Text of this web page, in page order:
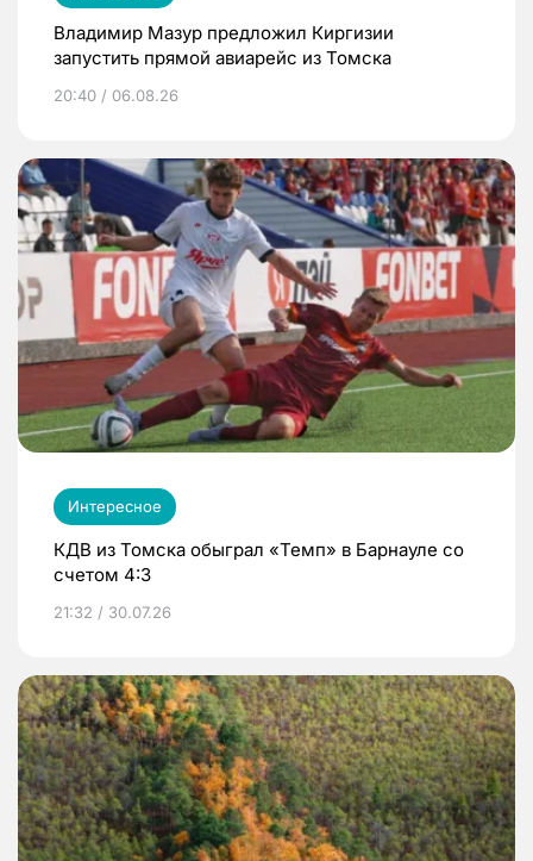
Владимир Мазур предложил Киргизии
запустить прямой авиарейс из Томска
20:40 / 06.08.26
Интересное
КДВ из Томска обыграл «Темп» в Барнауле со
счетом 4:3
21:32 / 30.07.26